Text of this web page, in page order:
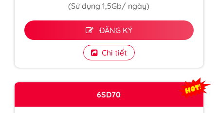
(Sử dụng 1,5Gb/ ngày)
ĐĂNG KÝ
Chi tiết
6SD70